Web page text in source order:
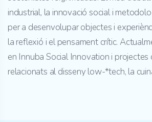
industrial, la innovació social i
per a desenvolupar objectes i
la reflexió i el pensament crític.
en Innuba Social Innovation i projectes
relacionats al disseny low-*tech, la